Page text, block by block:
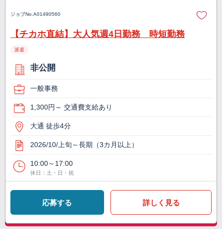
ジョブNo. A01490560
【チカホ直結】大人気週4日勤務 時短勤務
派遣
非公開
一般事務
1,300円～ 交通費支給あり
大通 徒歩4分
2026/10/上旬～長期（3カ月以上）
10:00～17:00
休日：土・日・祝
応募する 詳しく見る